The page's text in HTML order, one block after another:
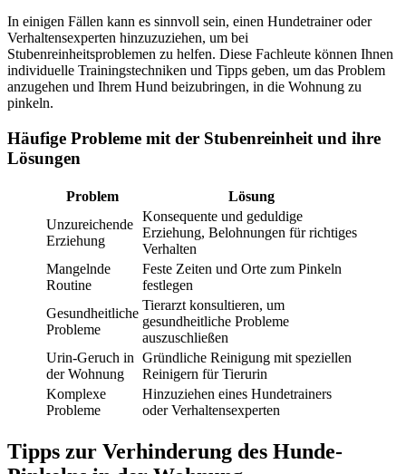
In einigen Fällen kann es sinnvoll sein, einen Hundetrainer oder
Verhaltensexperten hinzuzuziehen, um bei
Stubenreinheitsproblemen zu helfen. Diese Fachleute können Ihnen
individuelle Trainingstechniken und Tipps geben, um das Problem
anzugehen und Ihrem Hund beizubringen, in die Wohnung zu
pinkeln.
Häufige Probleme mit der Stubenreinheit und ihre
Lösungen
Problem
Lösung
Unzureichende
Erziehung
Konsequente und geduldige
Erziehung, Belohnungen für richtiges
Verhalten
Mangelnde
Routine
Feste Zeiten und Orte zum Pinkeln
festlegen
Gesundheitliche
Probleme
Tierarzt konsultieren, um
gesundheitliche Probleme
auszuschließen
Urin-Geruch in
der Wohnung
Gründliche Reinigung mit speziellen
Reinigern für Tierurin
Komplexe
Probleme
Hinzuziehen eines Hundetrainers
oder Verhaltensexperten
Tipps zur Verhinderung des Hunde-